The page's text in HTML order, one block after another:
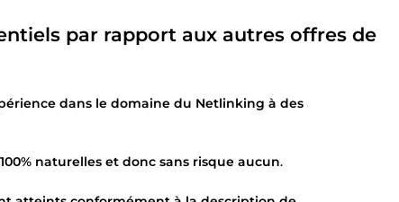
par rapport aux autres offres de
dans le domaine du Netlinking à des
100% naturelles et donc sans risque aucun.